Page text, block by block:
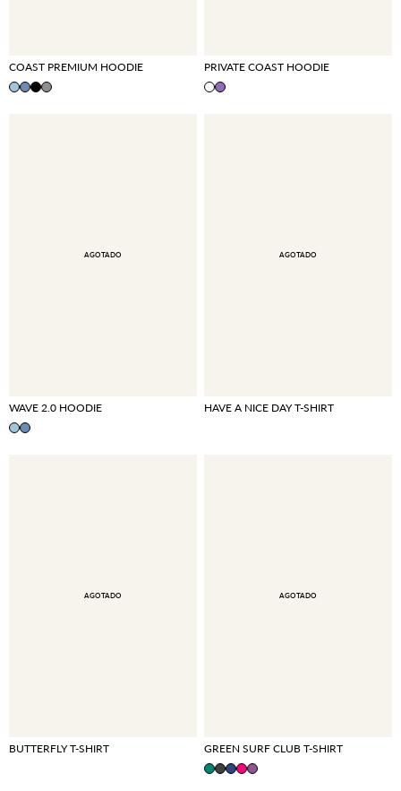
COAST PREMIUM HOODIE PRIVATE COAST HOODIE
AGOTADO
WAVE 2.0 HOODIE
AGOTADO
HAVE A NICE DAY T-SHIRT
AGOTADO
BUTTERFLY T-SHIRT
AGOTADO
GREEN SURF CLUB T-SHIRT